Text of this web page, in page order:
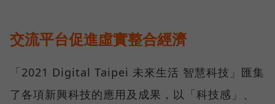
交流平台促進虛實整合經濟
「2021 Digital Taipei 未來生活 智慧科技」匯集
了各項新興科技的應用及成果，以「科技感」、